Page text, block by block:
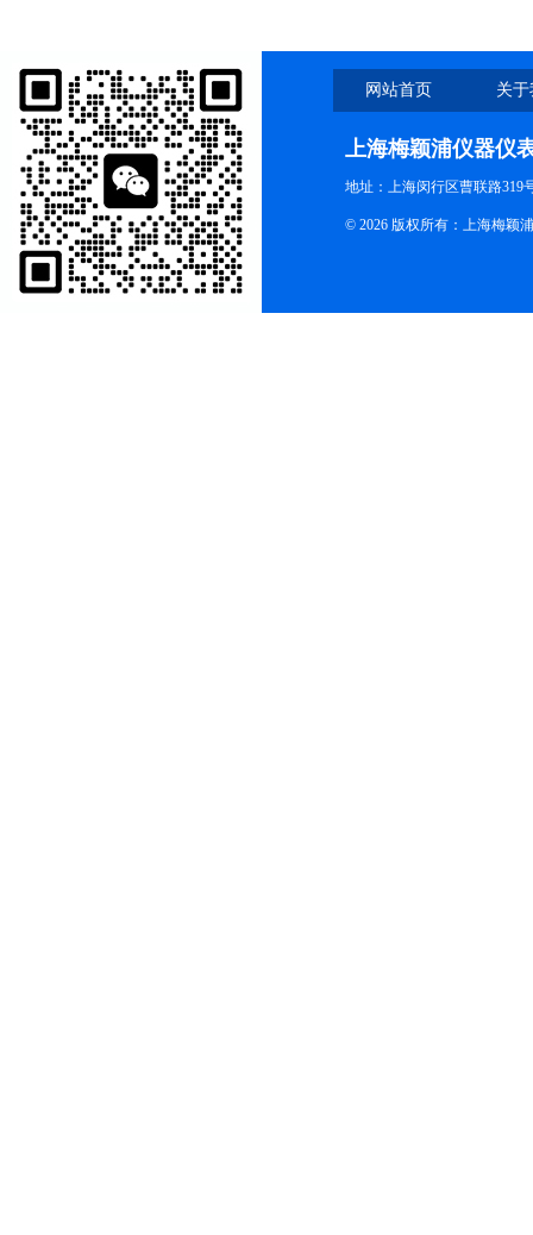
网站首页 关
上海梅颖浦仪器仪
地址：上海闵行区曹联路319
© 2026 版权所有：上海梅颖